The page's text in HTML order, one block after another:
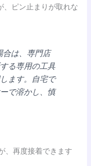
、ピン止まりが取れな
は、専門店
る専用の工具
ます。自宅で
で溶かし、慎
、再度接着できます